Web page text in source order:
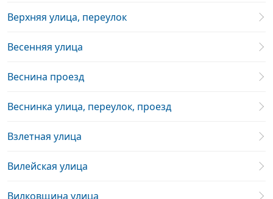
Верхняя улица, переулок
Весенняя улица
Веснина проезд
Веснинка улица, переулок, проезд
Взлетная улица
Вилейская улица
Вилковщина улица